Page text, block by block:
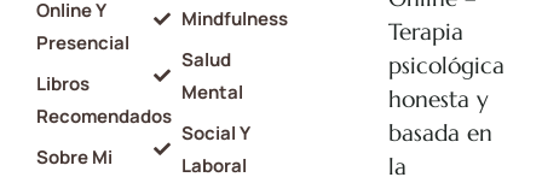
Online Y
Presencial
Libros
Recomendados
Sobre Mi
Mindfulness
Salud
Mental
Social Y
Laboral
Terapia
psicológica
honesta y
basada en
la